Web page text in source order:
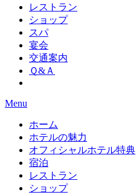
レストラン
ショップ
スパ
宴会
交通案内
Ｑ&Ａ
Menu
ホーム
ホテルの魅力
オフィシャルホテル特典
宿泊
レストラン
ショップ